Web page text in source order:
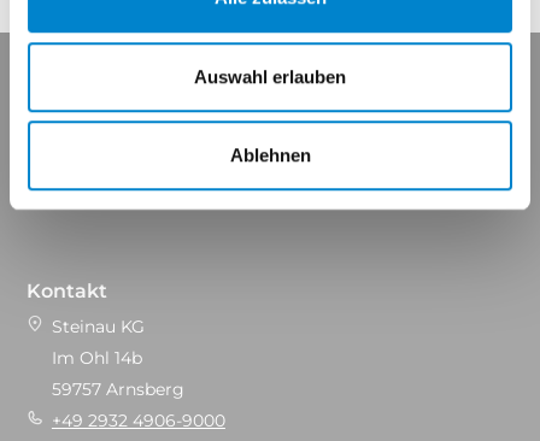
Auswahl erlauben
Ablehnen
Kontakt
Steinau KG
Im Ohl 14b
59757 Arnsberg
+49 2932 4906-9000